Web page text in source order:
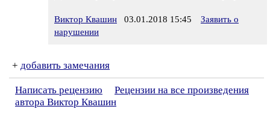
Виктор Квашин 03.01.2018 15:45
Заявить о
нарушении
+ добавить замечания
Написать рецензию
Рецензии на все произведения
автора Виктор Квашин